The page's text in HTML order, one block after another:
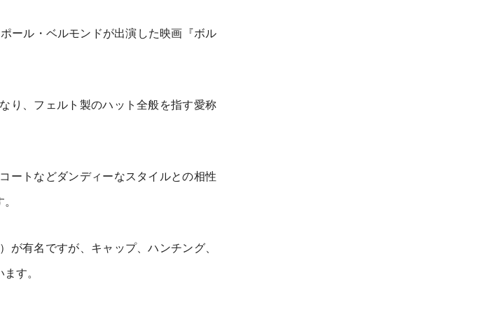
ール・ベルモンドが出演した映画『ボル
り、フェルト製のハット全般を指す愛称
ートなどダンディーなスタイルとの相性
が有名ですが、キャップ、ハンチング、
す。